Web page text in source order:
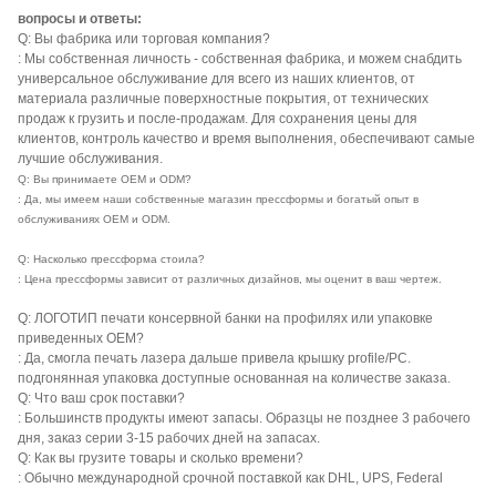
вопросы и ответы:
Q: Вы фабрика или торговая компания?
: Мы собственная личность - собственная фабрика, и можем снабдить
универсальное обслуживание для всего из наших клиентов, от
материала различные поверхностные покрытия, от технических
продаж к грузить и после-продажам. Для сохранения цены для
клиентов, контроль качество и время выполнения, обеспечивают самые
лучшие обслуживания.
Q: Вы принимаете OEM и ODM?
: Да, мы имеем наши собственные магазин прессформы и богатый опыт в
обслуживаниях OEM и ODM.
Q: Насколько прессформа стоила?
: Цена прессформы зависит от различных дизайнов, мы оценит в ваш чертеж.
Q: ЛОГОТИП печати консервной банки на профилях или упаковке
приведенных OEM?
: Да, смогла печать лазера дальше привела крышку profile/PC.
подгонянная упаковка доступные основанная на количестве заказа.
Q: Что ваш срок поставки?
: Большинств продукты имеют запасы. Образцы не позднее 3 рабочего
дня, заказ серии 3-15 рабочих дней на запасах.
Q: Как вы грузите товары и сколько времени?
: Обычно международной срочной поставкой как DHL, UPS, Federal